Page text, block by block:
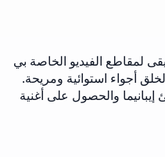
لمقاطع الفيديو الخاصة بي
أجواء استوائية ومريحة.
والحصول على أغنية